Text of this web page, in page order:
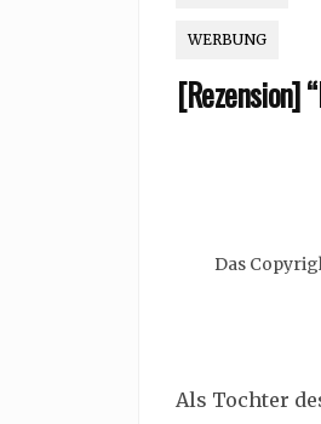
WERBUNG
[Rezension]
Das
Als Tochter